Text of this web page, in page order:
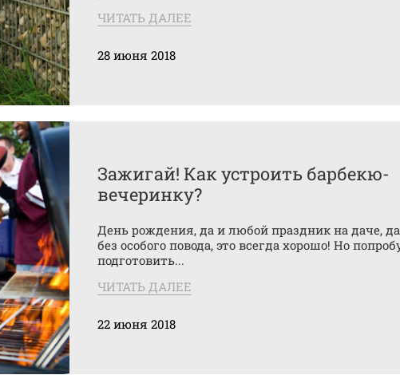
ЧИТАТЬ ДАЛЕЕ
28 июня 2018
Зажигай! Как устроить барбекю-
вечеринку?
День рождения, да и любой праздник на даче,
без особого повода, это всегда хорошо! Но
подготовить...
ЧИТАТЬ ДАЛЕЕ
22 июня 2018